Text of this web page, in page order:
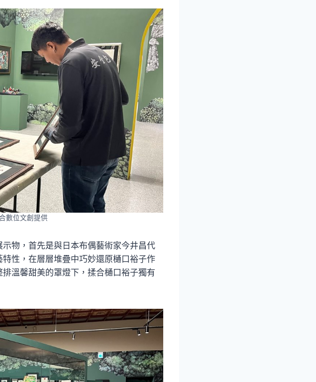
數位文創提供
物，首先是與日本布偶藝術家今井昌代
性，在層層堆疊中巧妙還原樋口裕子作
溫馨甜美的罩燈下，揉合樋口裕子獨有